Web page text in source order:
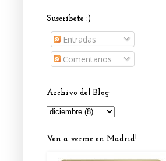
Suscríbete :)
Entradas
Comentarios
Archivo del Blog
Ven a verme en Madrid!